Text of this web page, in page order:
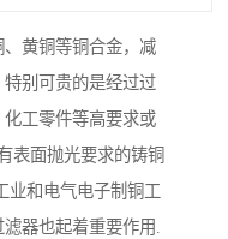
黄铜等铜合金，减
别可贵的是经过过
工零件等高要求或
表面抛光要求的铸铜
业和电气电子制铜工
器也起着重要作用.